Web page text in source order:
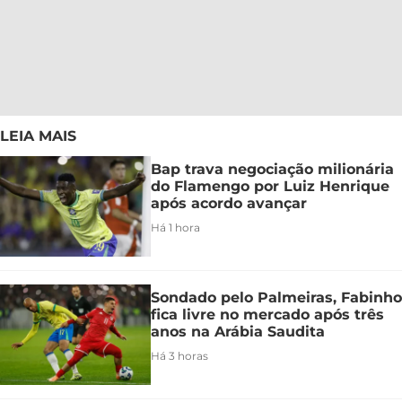
LEIA MAIS
Bap trava negociação milionária
do Flamengo por Luiz Henrique
após acordo avançar
Há 1 hora
Sondado pelo Palmeiras, Fabinho
fica livre no mercado após três
anos na Arábia Saudita
Há 3 horas